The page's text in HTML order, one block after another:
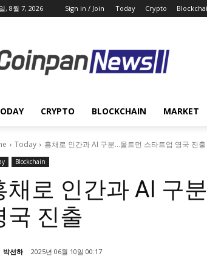
, 8월 7, 2026 Sign in / Join Today Crypto
CRYPTO BLOCKCHAIN MARKET
Today 홍채로 인간과 AI 구분…올트먼 스타트업 영국 진출
Blockchain
채로 인간과 AI 구
국 진출
박선하 2025년 06월 10일 00:17